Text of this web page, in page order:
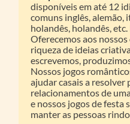
disponíveis em até 12
comuns inglês, alemão,
holandês, holandês,
Oferecemos aos
riqueza de ideias
escrevemos,
Nossos jogos
ajudar casais a resolver
relacionamentos de
e nossos jogos de festa
manter as pessoas